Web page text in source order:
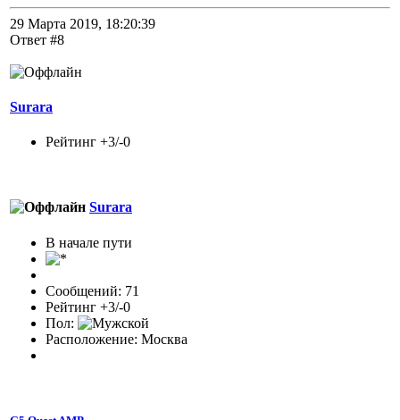
29 Марта 2019, 18:20:39
Ответ #8
Surara
Рейтинг +3/-0
Surara
В начале пути
Сообщений: 71
Рейтинг +3/-0
Пол:
Расположение: Москва